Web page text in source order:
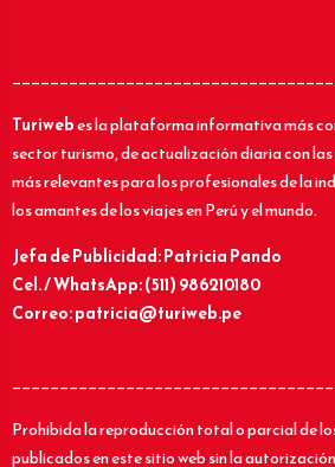
Turiwebes la plataforma informativa más
sector turismo, de actualización diaria con
más relevantes para los profesionales de la
los amantes de los viajes en Perú y el mundo.
Jefa de Publicidad: Patricia Pando
Cel. / WhatsApp: (511) 986210180
Correo: patricia@turiweb.pe
Prohibida la reproducción total o parcial de
publicados en este sitio web sin la